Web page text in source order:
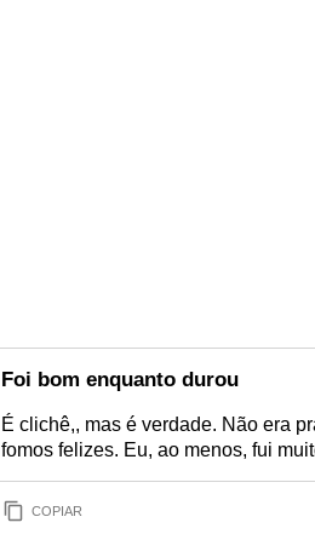
Foi bom enquanto durou
É clichê,, mas é verdade. Não era
fomos felizes. Eu, ao menos, fui
COPIAR